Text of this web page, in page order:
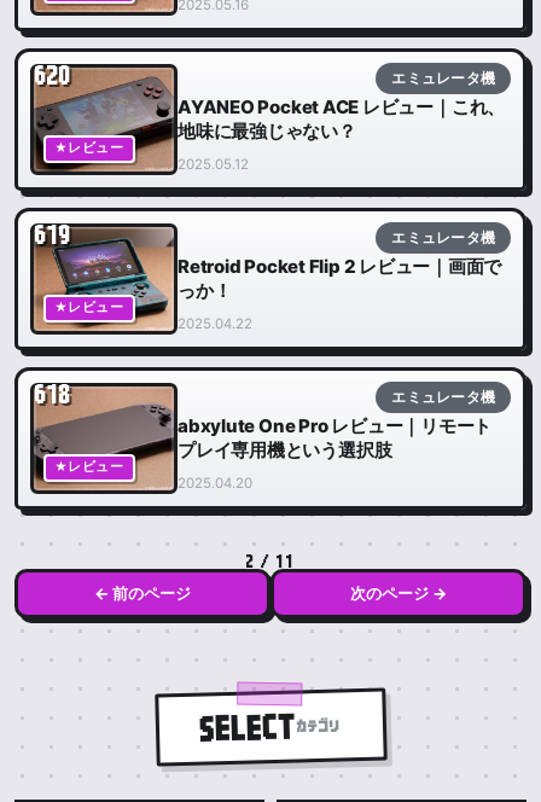
2025.05.16
★レビュー
620 エミュレータ機
AYANEO Pocket ACE レビュー｜これ、
地味に最強じゃない？
2025.05.12
★レビュー
619 エミュレータ機
Retroid Pocket Flip 2 レビュー｜画面で
っか！
2025.04.22
★レビュー
618 エミュレータ機
abxylute One Pro レビュー｜リモート
プレイ専用機という選択肢
2025.04.20
← 前のページ
2 / 11
次のページ →
SELECTカテゴリ